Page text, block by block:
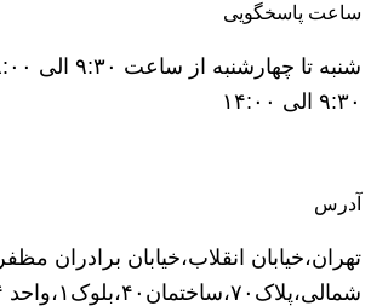
ساعت پاسخگویی
۹:۳۰ الی ۱۴:۰۰
آدرس
تهران،خیابان انقلاب،خیابان برادران مظفر
شمالی،پلاک۷۰،ساختمان۴۰،بلوک۱،واحد ۴۴